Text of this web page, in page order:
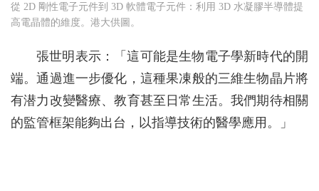
從 2D 剛性電子元件到 3D 軟體電子元件：利用 3D 水凝膠半導體提
高電晶體的維度。港大供圖。
張世明表示：「這可能是生物電子學新時代的開
端。通過進一步優化，這種果凍般的三維生物晶片將
有潜力改變醫療、教育甚至日常生活。我們期待相關
的監管框架能夠出台，以指導技術的醫學應用。」